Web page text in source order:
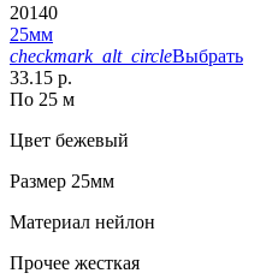
20140
25мм
checkmark_alt_circleВыбрать
33.15 р.
По 25 м
Цвет бежевый
Размер 25мм
Материал нейлон
Прочее жесткая